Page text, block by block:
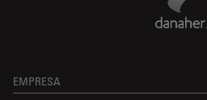
EMPRESA